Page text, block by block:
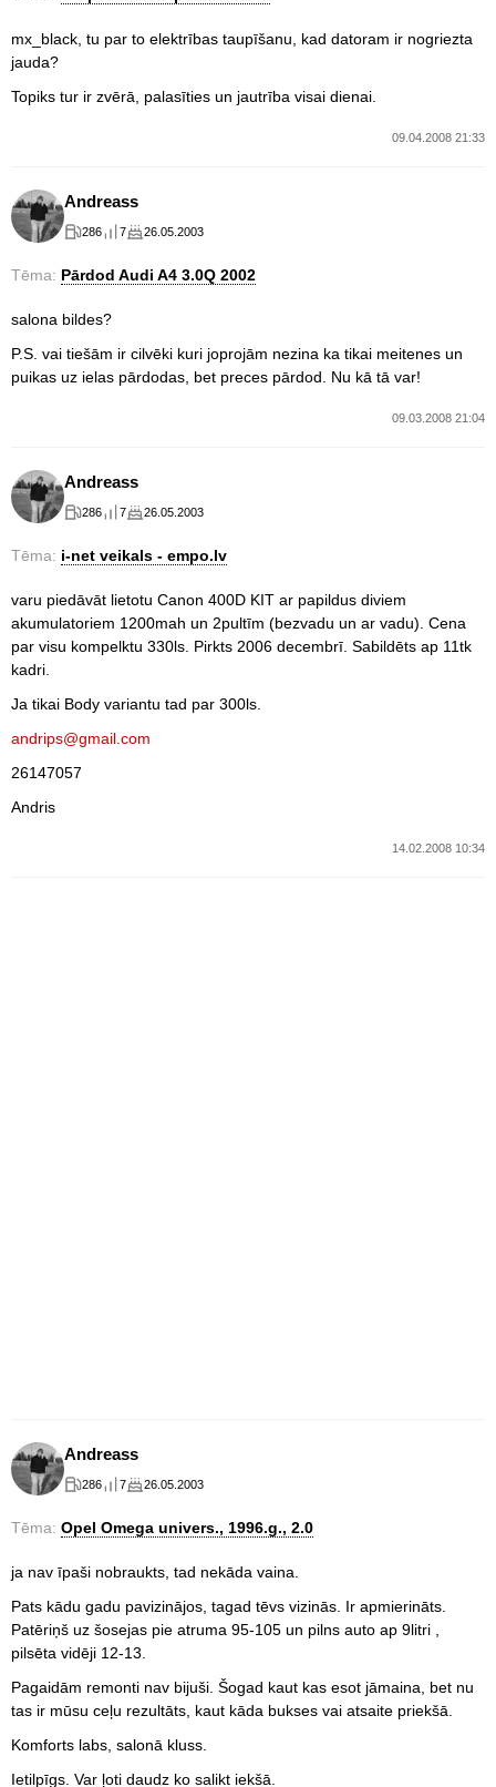
mx_black, tu par to elektrības taupīšanu, kad datoram ir nogriezta
jauda?
Topiks tur ir zvērā, palasīties un jautrība visai dienai.
09.04.2008 21:33
Andreass
286 7 26.05.2003
Tēma: Pārdod Audi A4 3.0Q 2002
salona bildes?
P.S. vai tiešām ir cilvēki kuri joprojām nezina ka tikai meitenes un
puikas uz ielas pārdodas, bet preces pārdod. Nu kā tā var!
09.03.2008 21:04
Andreass
286 7 26.05.2003
Tēma: i-net veikals - empo.lv
varu piedāvāt lietotu Canon 400D KIT ar papildus diviem
akumulatoriem 1200mah un 2pultīm (bezvadu un ar vadu). Cena
par visu kompelktu 330ls. Pirkts 2006 decembrī. Sabildēts ap 11tk
kadri.
Ja tikai Body variantu tad par 300ls.
andrips@gmail.com
26147057
Andris
14.02.2008 10:34
Andreass
286 7 26.05.2003
Tēma: Opel Omega univers., 1996.g., 2.0
ja nav īpaši nobraukts, tad nekāda vaina.
Pats kādu gadu pavizinājos, tagad tēvs vizinās. Ir apmierināts.
Patēriņš uz šosejas pie atruma 95-105 un pilns auto ap 9litri ,
pilsēta vidēji 12-13.
Pagaidām remonti nav bijuši. Šogad kaut kas esot jāmaina, bet nu
tas ir mūsu ceļu rezultāts, kaut kāda bukses vai atsaite priekšā.
Komforts labs, salonā kluss.
Ietilpīgs. Var ļoti daudz ko salikt iekšā.